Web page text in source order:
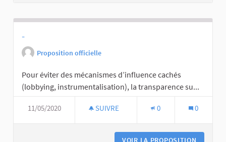
-
Proposition officielle
Pour éviter des mécanismes d’influence cachés
(lobbying, instrumentalisation), la transparence su...
11/05/2020 SUIVRE 0 0
VOIR LA PROPOSITION